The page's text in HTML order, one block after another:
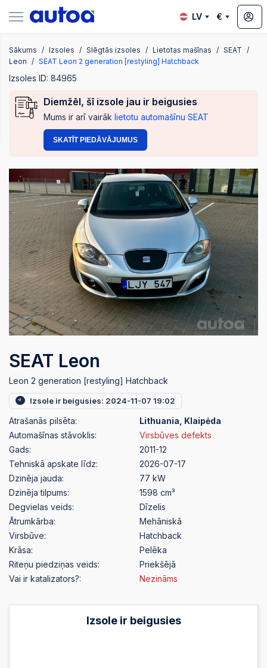
LV €
Sākums Izsoles Slēgtās izsoles Lietotas mašīnas
SEAT
Leon
SEAT Leon 2 generation [restyling] Hatchback
Izsoles ID: 84965
Diemžēl, šī izsole jau ir beigusies
Mums ir arī vairāk lietotu automašīnu SEAT
SKATĪT PIEDĀVĀJUMUS
SEAT Leon
Leon 2 generation [restyling] Hatchback
Izsole ir beigusies: 2024-11-07 19:02
Atrašanās pilsēta:
Lithuania, Klaipėda
Automašīnas stāvoklis:
Virsbūves defekts
Gads:
2011-12
Tehniskā apskate līdz:
2026-07-17
Dzinēja jauda:
77 kW
Dzinēja tilpums:
1598 cm³
Degvielas veids:
Dīzelis
Ātrumkārba:
Mehāniskā
Virsbūve:
Hatchback
Krāsa:
Pelēka
Riteņu piedziņas veids:
Priekšējā
Vai ir katalizators?:
Nezināms
Izsole ir beigusies